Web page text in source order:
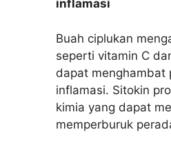
inflamasi
Buah ciplukan
seperti vitamin C
dapat menghambat
inflamasi. Sitokin
kimia yang dapat
memperburuk